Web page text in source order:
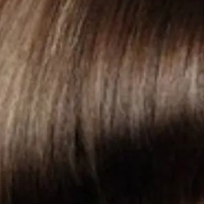
Свой Год: Какой Цвет
Тебе Успех В 2026 Году По
Зодиака
Происхождения Жизни Скоро
Разгадана